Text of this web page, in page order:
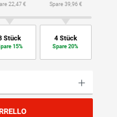
22,47 €
Stück
15%
Spare 39,96 €
4 Stück
Spare 20%